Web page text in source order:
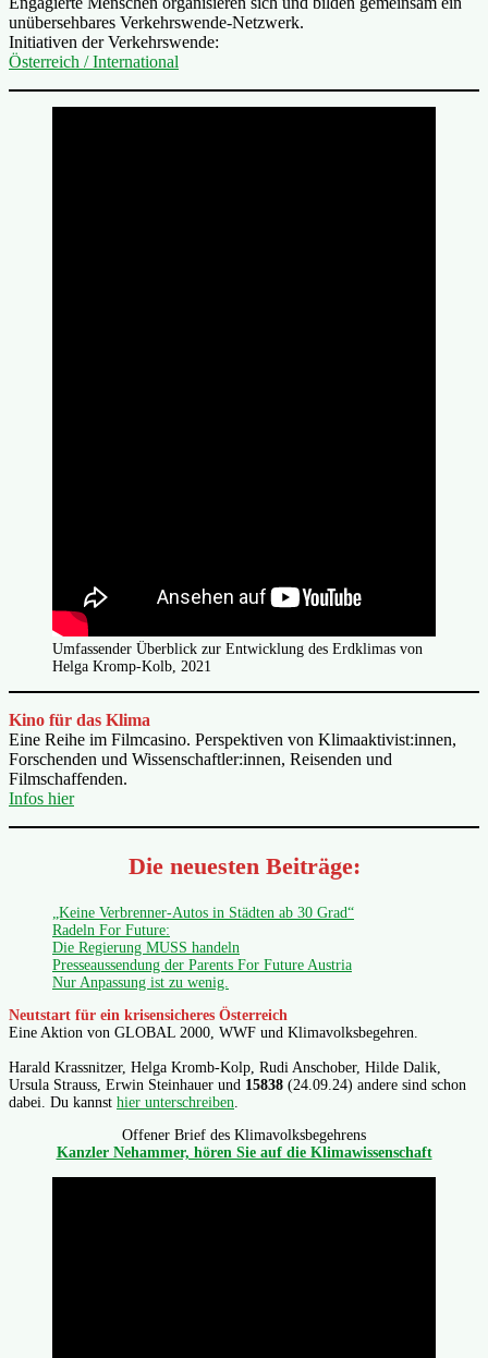
unübersehbares Verkehrswende-Netzwerk.
Initiativen der Verkehrswende:
Österreich / International
Umfassender Überblick zur Entwicklung des Erdklimas von
Helga Kromp-Kolb, 2021
Kino für das Klima
Eine Reihe im Filmcasino. Perspektiven von Klimaaktivist:innen,
Forschenden und Wissenschaftler:innen, Reisenden und
Filmschaffenden.
Infos hier
Die neuesten Beiträge:
„Keine Verbrenner-Autos in Städten ab 30 Grad“
Radeln For Future:
Die Regierung MUSS handeln
Presseaussendung der Parents For Future Austria
Nur Anpassung ist zu wenig.
Neutstart für ein krisensicheres Österreich
Eine Aktion von GLOBAL 2000, WWF und Klimavolksbegehren.
Harald Krassnitzer, Helga Kromb-Kolp, Rudi Anschober, Hilde Dalik,
Ursula Strauss, Erwin Steinhauer und 15838 (24.09.24) andere sind schon
dabei. Du kannst hier unterschreiben
Offener Brief des Klimavolksbegehrens
Kanzler Nehammer, hören Sie auf die Klimawissenschaft